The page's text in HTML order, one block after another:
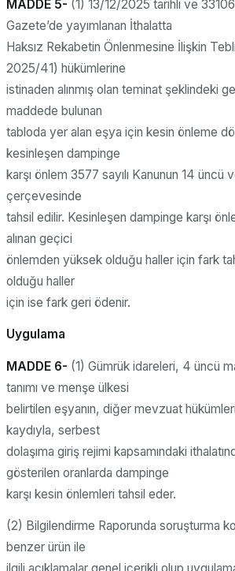
MADDE 5- (1) 13/12/2025 tarihli ve 33106
Gazete’de yayımlanan İthalatta
Haksız Rekabetin Önlenmesine İlişkin
2025/41) hükümlerine
istinaden alınmış olan teminat şeklindeki
maddede bulunan
tabloda yer alan eşya için kesin önleme
kesinleşen dampinge
karşı önlem 3577 sayılı Kanunun 14 üncü
çerçevesinde
tahsil edilir. Kesinleşen dampinge karşı
alınan geçici
önlemden yüksek olduğu haller için fark
olduğu haller
için ise fark geri ödenir.
Uygulama
MADDE 6- (1) Gümrük idareleri, 4 üncü
tanımı ve menşe ülkesi
belirtilen eşyanın, diğer mevzuat
kaydıyla, serbest
dolaşıma giriş rejimi kapsamındaki
gösterilen oranlarda dampinge
karşı kesin önlemleri tahsil eder.
(2) Bilgilendirme Raporunda soruşturma
benzer ürün ile